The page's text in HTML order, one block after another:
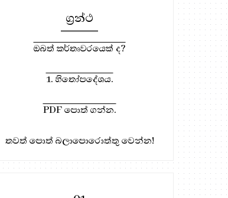
ග්‍රන්ථ
ඔබත් කර්තෘවරයෙක් ද?
1. හිතෝපදේශය.
PDF පොත් ගන්න.
තවත් පොත් බලාපොරොත්තු වෙන්න!